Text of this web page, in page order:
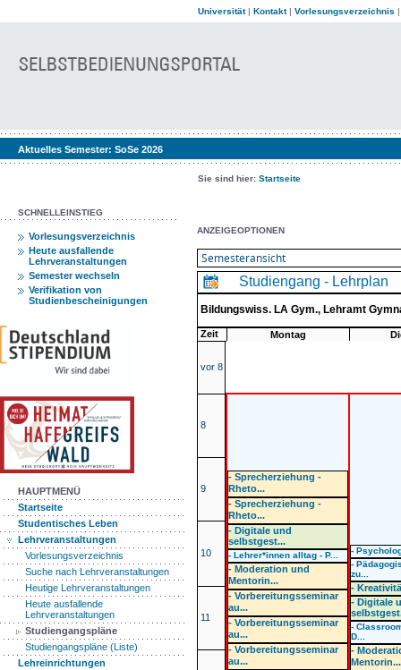
Universität| Kontakt| Vorlesungsverzeichnis
Aktuelles Semester: SoSe 2026
Sie sind hier: Startseite
SCHNELLEINSTIEG
Vorlesungsverzeichnis
Heute ausfallende
Lehrveranstaltungen
Semester wechseln
Verifikation von
Studienbescheinigungen
HAUPTMENÜ
Startseite
Studentisches Leben
Lehrveranstaltungen
Vorlesungsverzeichnis
Suche nach Lehrveranstaltungen
Heutige Lehrveranstaltungen
Heute ausfallende
Lehrveranstaltungen
Studiengangspläne
Studiengangspläne (Liste)
Lehreinrichtungen
ANZEIGEOPTIONEN
Studiengang - Lehrplan
Bildungswiss. LA Gym., Lehramt
Zeit Montag
vor 8
8
- Sprecherziehung -
Rheto...
- Sprecherziehung -
Rheto...
- Digitale und
selbstgest...
- Lehrer*innen alltag - P...
- Moderation und
Mentorin...
- Vorbereitungsseminar
au...
- Vorbereitungsseminar
au...
- Vorbereitungsseminar
au...
-
-
zu...
-
- Digitale
-
D...
-
9
10
11